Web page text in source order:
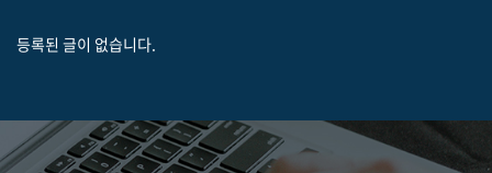
등록된 글이 없습니다.